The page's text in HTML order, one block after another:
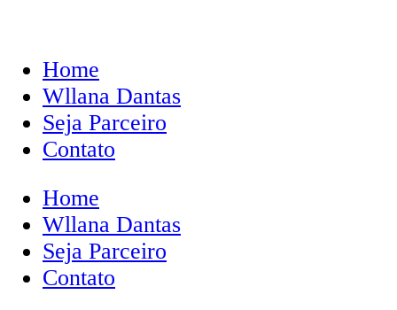
Home
Wllana Dantas
Seja Parceiro
Contato
Home
Wllana Dantas
Seja Parceiro
Contato